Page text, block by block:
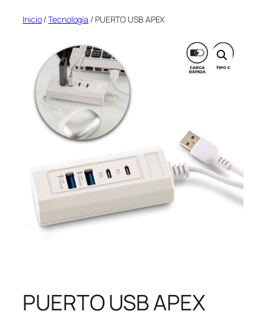
Inicio/Tecnología / PUERTO USB APEX
PUERTO USB APEX